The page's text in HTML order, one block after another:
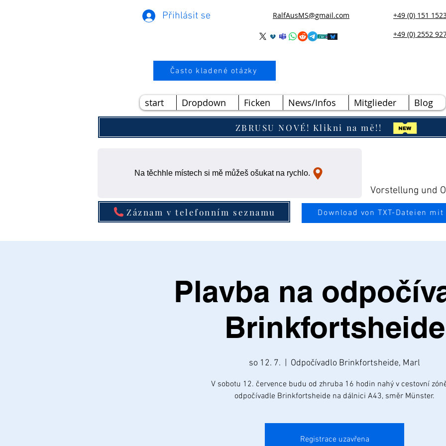
Přihlásit se RalfAusMS@gmail.com
+49 (0) 151
+49 (0) 2552
Často kladené otázky
start Dropdown Ficken News/Infos Mitglieder Blog
ZBRUSU NOVÉ! Klikni na mě!!
Na těchhle místech si mě můžeš ošukat na rychlo.
Vorstellung und
Záznam v telefonním seznamu Download von TXT-Dateien
Plavba na
Brinkfortsheide
so 12. 7. Odpočívadlo Brinkfortsheide, Marl
V sobotu 12. července budu od zhruba 16 hodin nahý v cestovní
odpočívadle Brinkfortsheide na dálnici A43, směr Münster.
Registrace uzavřena